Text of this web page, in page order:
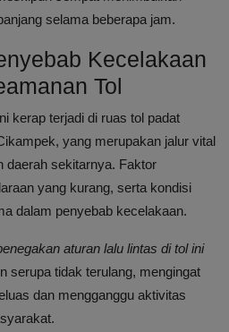
selama beberapa jam.
Kecelakaan
Tol
kerap terjadi di ruas tol padat
yang merupakan jalur vital
daerah sekitarnya. Faktor
yang kurang, serta kondisi
dalam penyebab kecelakaan.
aturan lalu lintas di tol ini
serupa tidak terulang, mengingat
dan mengganggu aktivitas